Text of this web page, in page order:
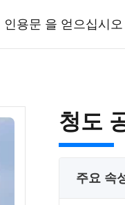
인용문 을 얻으십시오
청도
주요 속